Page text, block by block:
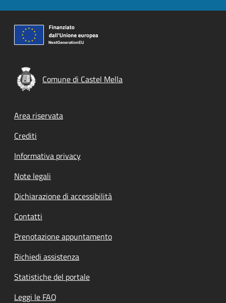
Comune di Castel Mella
Footer menu
Area riservata
Crediti
Informativa privacy
Note legali
Dichiarazione di accessibilità
Contatti
Prenotazione appuntamento
Richiedi assistenza
Statistiche del portale
Leggi le FAQ